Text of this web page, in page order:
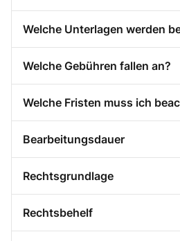
Welche Unterlagen werden
Welche Gebühren fallen an?
Welche Fristen muss ich
Bearbeitungsdauer
Rechtsgrundlage
Rechtsbehelf